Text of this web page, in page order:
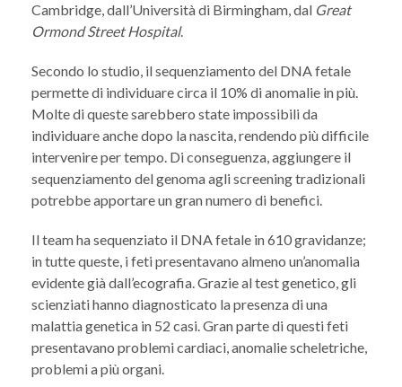
Cambridge, dall’Università di Birmingham, dal Great
Ormond Street Hospital.
Secondo lo studio, il sequenziamento del DNA fetale
permette di individuare circa il 10% di anomalie in più.
Molte di queste sarebbero state impossibili da
individuare anche dopo la nascita, rendendo più difficile
intervenire per tempo. Di conseguenza, aggiungere il
sequenziamento del genoma agli screening tradizionali
potrebbe apportare un gran numero di benefici.
Il team ha sequenziato il DNA fetale in 610 gravidanze;
in tutte queste, i feti presentavano almeno un’anomalia
evidente già dall’ecografia. Grazie al test genetico, gli
scienziati hanno diagnosticato la presenza di una
malattia genetica in 52 casi. Gran parte di questi feti
presentavano problemi cardiaci, anomalie scheletriche,
problemi a più organi.